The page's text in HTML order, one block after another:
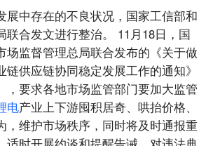
展中存在的不良状况，国家工信部和
联合发文进行整治。 11月18日，国
场监督管理总局联合发布的《关于做
供应链协同稳定发展工作的通知》
，要求各地市场监管部门要加大监管
电产业上下游囤积居奇、哄抬价格、
，维护市场秩序，同时将及时通报重